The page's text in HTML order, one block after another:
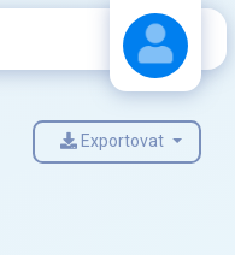
Stáhnout návodExportovat